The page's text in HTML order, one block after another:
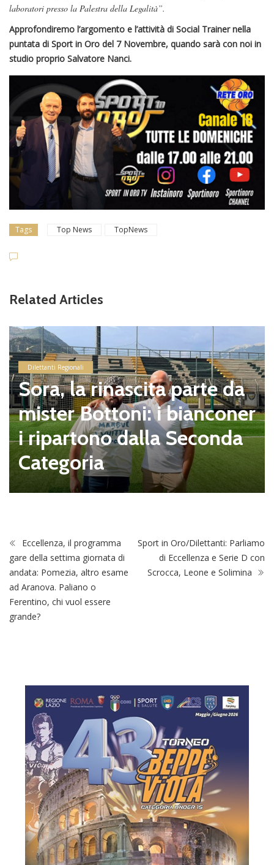
laboratori presso la Palestra della Legalità”.
Approfondiremo l’argomento e l’attività di Social Trainer nella
puntata di Sport in Oro del 7 Novembre, quando sarà con noi in
studio proprio Salvatore Nanci.
Tags Top News TopNews
Related Articles
Dilettanti Regionali
Sora, la rinascita parte da
mister Bottoni: i bianconer
i ripartono dalla Seconda
Categoria
Eccellenza, il programma
gare della settima giornata di
andata: Pomezia, altro esame
ad Aranova. Paliano o
Ferentino, chi vuol essere
grande?
Sport in Oro/Dilettanti: Parliamo
di Eccellenza e Serie D con
Scrocca, Leone e Solimina